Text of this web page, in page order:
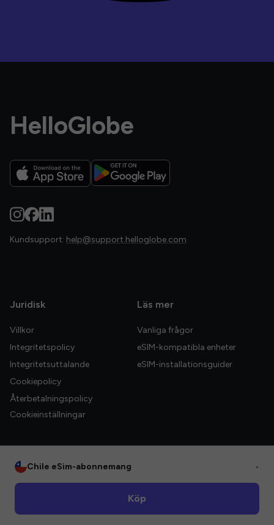
HelloGlobe
Kundsupport: help@support.helloglobe.com
Juridisk
Villkor
Integritetspolicy
Integritetsuttalande
Cookiepolicy
Återbetalningspolicy
Cookieinställningar
Läs mer
Vanliga frågor
eSIM-kompatibla enheter
eSIM-installationsguider
Chile eSim-abonnemang •
Köp